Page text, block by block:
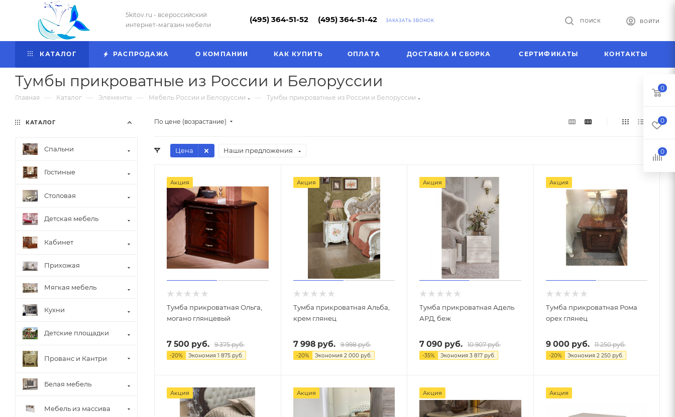
5kitov.ru - всероссийский
интернет-магазин мебели
(495) 364-51-52 (495) 364-51-42 ЗАКАЗАТЬ ЗВОНОК ВОЙТИ
ПОИСК
КАТАЛОГ РАСПРОДАЖА О КОМПАНИИ КАК КУПИТЬ ОПЛАТА ДОСТАВКА И СБОРКА СЕРТИФИКАТЫ КОНТАКТЫ
Тумбы прикроватные из России и Белоруссии
Главная — Каталог — Элементы — Мебель России и Белоруссии — Тумбы прикроватные из России и Белоруссии
По цене (возрастание)
Цена Наши предложения
Акция
Тумба прикроватная Ольга,
могано глянцевый
7 500 руб. 9 375руб.
-20% Экономия 1 875 руб.
Акция
Тумба прикроватная Альба,
крем глянец
7 998руб. 9 998руб.
-20% Экономия 2 000руб.
Акция
Тумба прикроватная Адель
АРД, беж
7 090 руб. 10 907руб.
-35% Экономия 3 817 руб.
Акция
Тумба прикроватная Рома
орех глянец
9 000 руб. 11 250руб.
-20% Экономия 2 250руб.
Акция Акция Акция Акция
КАТАЛОГ
Спальни
Гостиные
Столовая
Детская мебель
Кабинет
Прихожая
Мягкая мебель
Кухни
Детские площадки
Прованс и Кантри
Белая мебель
Мебель из массива
0
0
0